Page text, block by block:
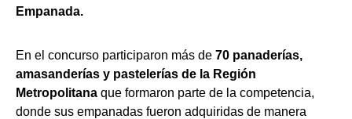
Empanada.
En el concurso participaron más de 70 panaderías,
amasanderías y pastelerías de la Región
Metropolitana que formaron parte de la competencia,
donde sus empanadas fueron adquiridas de manera